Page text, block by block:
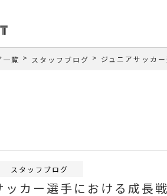
一覧 > スタッフブログ > ジュニアサッカ
スタッフブログ
ッカー選手における成長